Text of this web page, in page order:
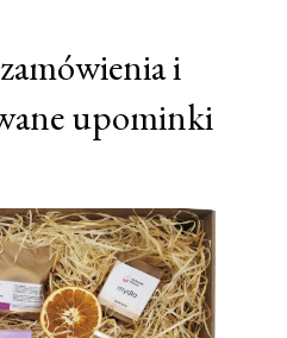
i
upominki